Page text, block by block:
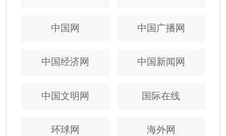
中国网 中国广播网
中国经济网 中国新闻网
中国文明网 国际在线
环球网 海外网